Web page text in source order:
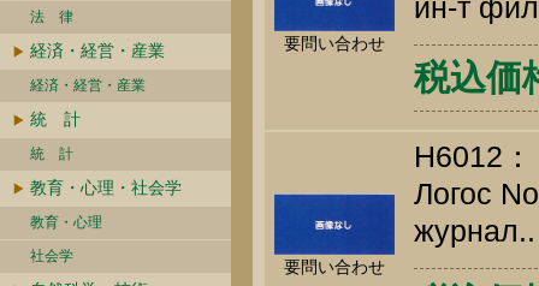
法 律
経済・経営・産業
経済・経営・産業
統 計
統 計
教育・心理・社会学
教育・心理
社会学
要問い合わせ
ин-т
税込価
要問い合わせ
H6012：
Логос